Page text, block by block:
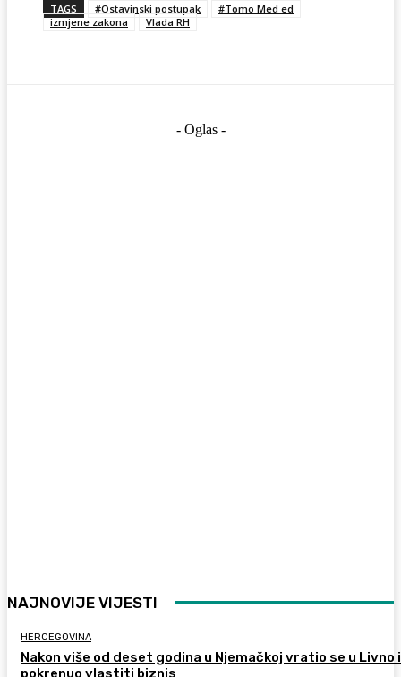
TAGS #Ostavinski postupak
#Tomo Med ed
izmjene zakona
Vlada RH
- Oglas -
NAJNOVIJE VIJESTI
HERCEGOVINA
Nakon više od deset godina u Njemačkoj vratio se u Livno i
pokrenuo vlastiti biznis